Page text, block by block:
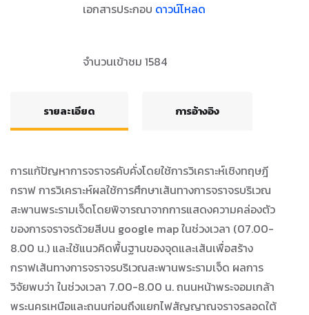
เอกสารประกอบ ดาวน์โหลด
จำนวนเข้าชม 1584
รายละเอียด การอ้างอิง
การแก้ปัญหาการจราจรคับคั่งโดยใช้การวิเคราะห์เชิงทฤษฎี
กราฟ การวิเคราะห์ผลใช้การศึกษาเส้นทางการจราจรบริเวณ
สะพานพระรามเจ็ดโดยพิจารณาจากการแสดงความคล่องตัว
ของการจราจรด้วยสีบน google map ในช่วงเวลา (07.00-
8.00 น.) และใช้แนวคิดพื้นฐานของจุดและเส้นเพื่อสร้าง
กราฟเส้นทางการจราจรบริเวณสะพานพระรามเจ็ด ผลการ
วิจัยพบว่า ในช่วงเวลา 7.00-8.00 น. ถนนหน้าพระจอมเกล้า
พระนครเหนือและถนนก่อนถึงแยกไฟสัญญาณจราจรลอดใต้